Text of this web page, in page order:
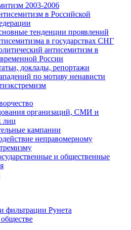
2003-2006
в Российской
тенденции проявлений
в государствах СНГ
антисемитизм в
России
доклады, репортажи
по мотиву ненависти
организаций, СМИ и
лиц
кампании
неправомерному
и общественные
фильтрации Рунета